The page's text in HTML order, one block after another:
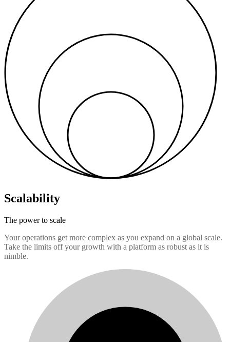
Scalability
The power to scale
Your operations get more complex as you expand on a global scale.
Take the limits off your growth with a platform as robust as it is
nimble.